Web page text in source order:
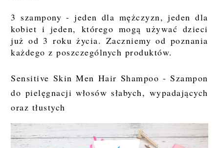
3 szampony - jeden dla mężczyzn, jeden dla
kobiet i jeden, którego mogą używać dzieci
już od 3 roku życia. Zaczniemy od poznania
każdego z poszczególnych produktów.
Sensitive Skin Men Hair Shampoo - Szampon
do pielęgnacji włosów słabych, wypadających
oraz tłustych